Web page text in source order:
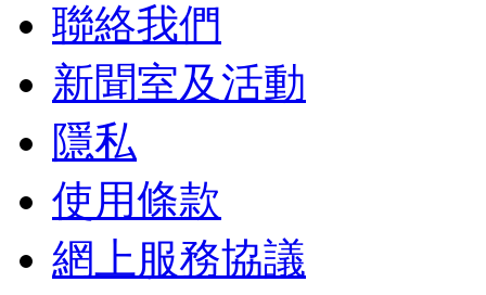
聯絡我們
新聞室及活動
隱私
使用條款
網上服務協議